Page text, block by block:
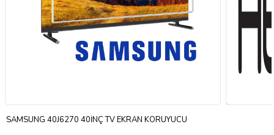
SAMSUNG 40J6270 40İNÇ TV EKRAN KORUYUCU